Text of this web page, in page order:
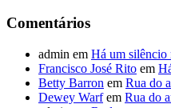
Comentários
admin em Há um silêncio
Francisco José Rito em
Betty Barron em Rua do
Dewey Warfem Rua do